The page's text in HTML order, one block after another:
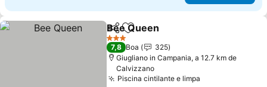
PartilharAdicionar aos favoritos
Bee Queen
3 Estrelas
7,8 Boa
325
Giugliano in Campania, a 12.7 km de
Calvizzano
Piscina cintilante e limpa